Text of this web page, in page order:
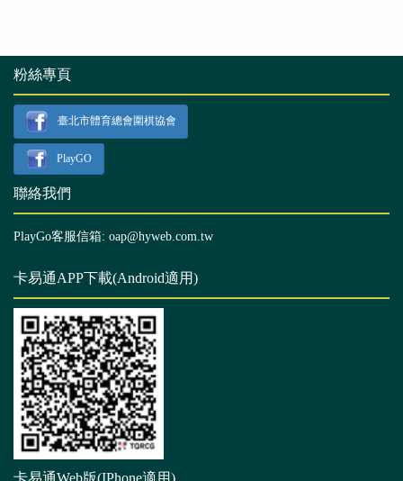
粉絲專頁
臺北市體育總會圍棋協會
PlayGO
聯絡我們
PlayGo客服信箱: oap@hyweb.com.tw
卡易通APP下載(Android適用)
卡易通Web版(IPhone適用)